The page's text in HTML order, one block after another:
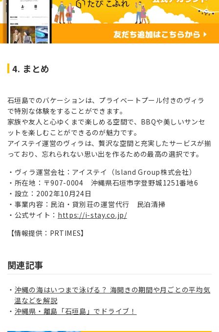
4. まとめ
石垣島でのバケーションは、プライベートプール付きのヴィラ
で特別な体験をすることができます。
家族や友人と心ゆくまで楽しめる空間で、BBQや美しいサンセ
ットを楽しむことができるのが魅力です。
アイステイ運営のヴィラは、贅沢な空間と充実したサービスが揃
っており、忘れられない思い出を作るための最高の選択です。
ヴィラ運営会社：アイステイ（Island Group株式会社）
所在地：〒907-0004 沖縄県石垣市字登野城1251番地6
設立：2002年10月24日
事業内容：民泊・貸別荘の運営代行 民泊清掃
公式サイト： https://i-stay.co.jp/
【情報提供：PRTIMES】
関連記事
沖縄の海はいつまで泳げる？ 海開きの期間や月ごとの平均気
温などを解説
沖縄県・離島「石垣島」でドライブ！